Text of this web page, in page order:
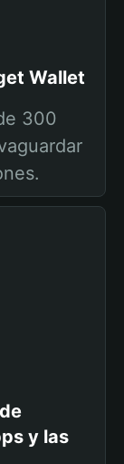
Wallet
300
y las